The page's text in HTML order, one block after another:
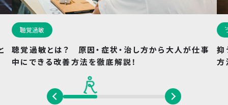
聴覚過敏
聴覚過敏とは？ 原因・症状・治し方から大人が仕事
中にできる改善方法を徹底解説！
抑
方